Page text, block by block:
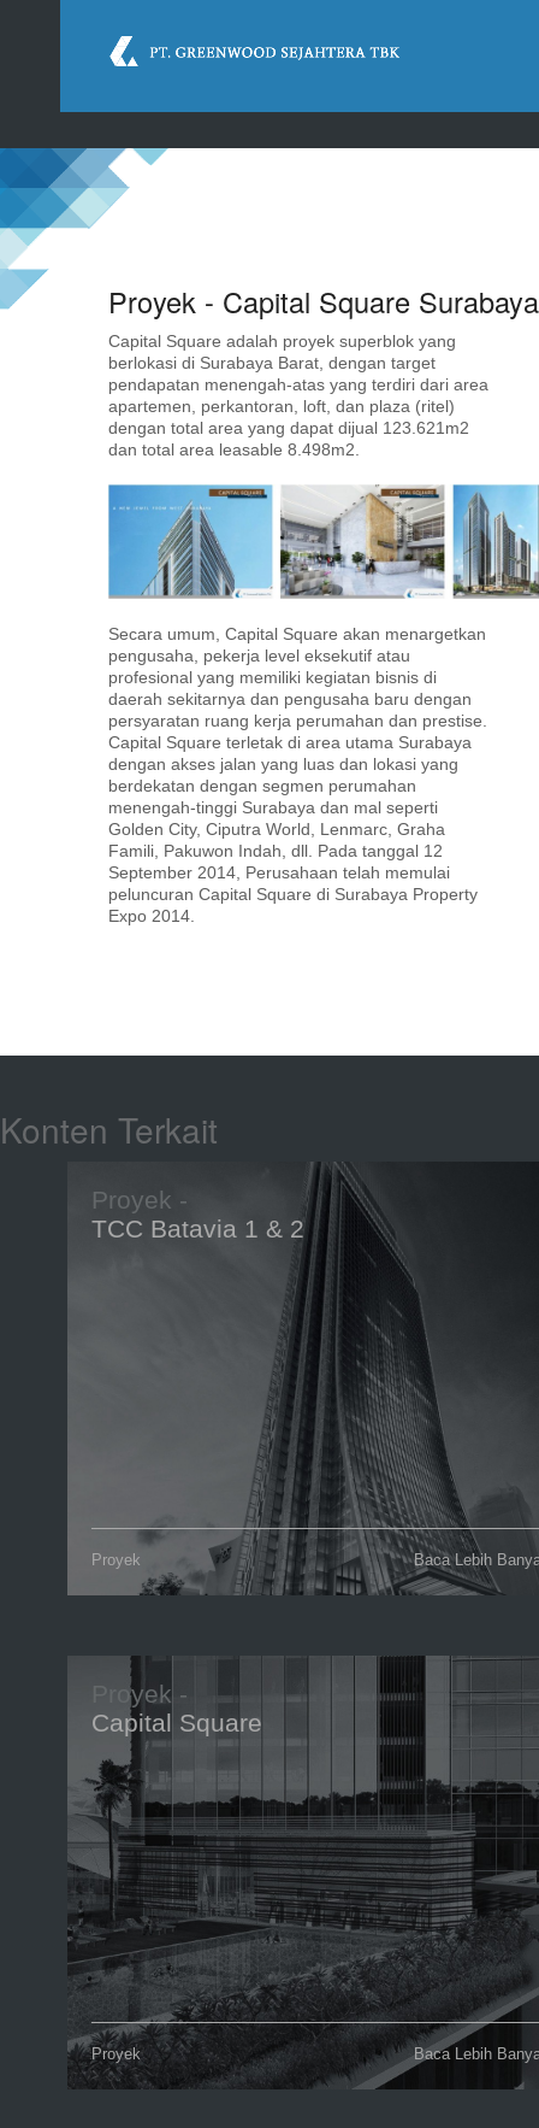
Proyek - Capital Square Surabaya
Capital Square adalah proyek superblok yang
berlokasi di Surabaya Barat, dengan target
pendapatan menengah-atas yang terdiri dari area
apartemen, perkantoran, loft, dan plaza (ritel)
dengan total area yang dapat dijual 123.621m2
dan total area leasable 8.498m2.
Secara umum, Capital Square akan menargetkan
pengusaha, pekerja level eksekutif atau
profesional yang memiliki kegiatan bisnis di
daerah sekitarnya dan pengusaha baru dengan
persyaratan ruang kerja perumahan dan prestise.
Capital Square terletak di area utama Surabaya
dengan akses jalan yang luas dan lokasi yang
berdekatan dengan segmen perumahan
menengah-tinggi Surabaya dan mal seperti
Golden City, Ciputra World, Lenmarc, Graha
Famili, Pakuwon Indah, dll. Pada tanggal 12
September 2014, Perusahaan telah memulai
peluncuran Capital Square di Surabaya Property
Expo 2014.
Konten Terkait
Proyek -
TCC Batavia 1 & 2
Proyek Baca Lebih
Proyek -
Capital Square
Proyek Baca Lebih